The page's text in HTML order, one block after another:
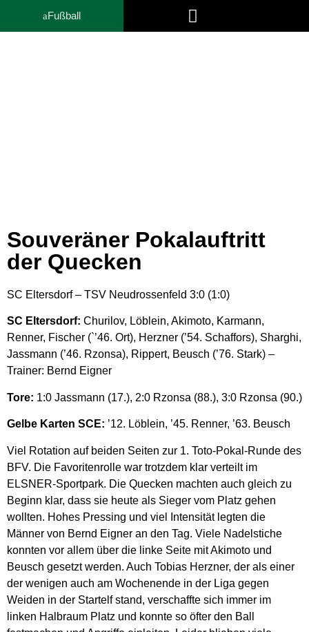
Fußball
Souveräner Pokalauftritt
der Quecken
SC Eltersdorf – TSV Neudrossenfeld 3:0 (1:0)
SC Eltersdorf: Churilov, Löblein, Akimoto, Karmann,
Renner, Fischer (`’46. Ort), Herzner (’54. Schaffors), Sharghi,
Jassmann (’46. Rzonsa), Rippert, Beusch (’76. Stark) –
Trainer: Bernd Eigner
Tore: 1:0 Jassmann (17.), 2:0 Rzonsa (88.), 3:0 Rzonsa (90.)
Gelbe Karten SCE: ’12. Löblein, ’45. Renner, ’63. Beusch
Viel Rotation auf beiden Seiten zur 1. Toto-Pokal-Runde des
BFV. Die Favoritenrolle war trotzdem klar verteilt im
ELSNER-Sportpark. Die Quecken machten auch gleich zu
Beginn klar, dass sie heute als Sieger vom Platz gehen
wollten. Hohes Pressing und viel Intensität legten die
Männer von Bernd Eigner an den Tag. Viele Nadelstiche
konnten vor allem über die linke Seite mit Akimoto und
Beusch gesetzt werden. Auch Tobias Herzner, der als einer
der wenigen auch am Wochenende in der Liga gegen
Weiden in der Startelf stand, verschaffte sich immer im
linken Halbraum Platz und konnte so öfter den Ball